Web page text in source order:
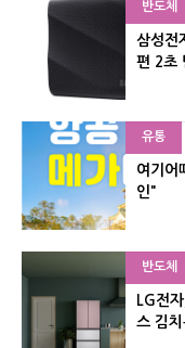
반도체
삼성전
편 2초
유통
여기어
인"
반도체
LG전
스 김치